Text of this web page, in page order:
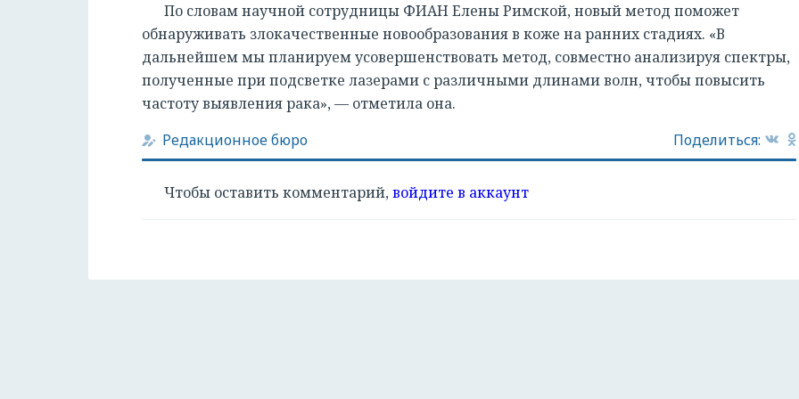
По словам научной сотрудницы ФИАН Елены Римской, новый метод поможет
обнаруживать злокачественные новообразования в коже на ранних стадиях. «В
дальнейшем мы планируем усовершенствовать метод, совместно анализируя спектры,
полученные при подсветке лазерами с различными длинами волн, чтобы повысить
частоту выявления рака», — отметила она.
Редакционное бюро
Поделиться:
Чтобы оставить комментарий,войдите в аккаунт